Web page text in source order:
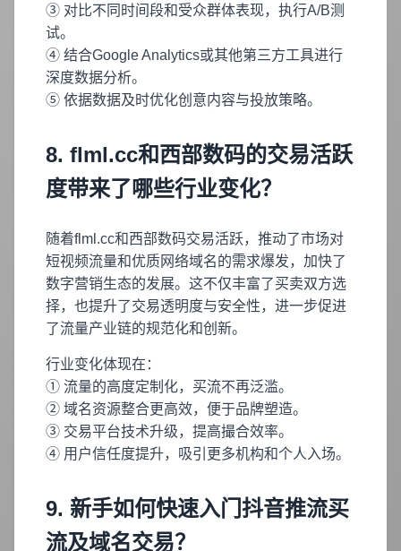
③ 对比不同时间段和受众群体表现，执行A/B测
试。
④ 结合Google Analytics或其他第三方工具进行
深度数据分析。
⑤ 依据数据及时优化创意内容与投放策略。
8. flml.cc和西部数码的交易活跃
度带来了哪些行业变化？
随着flml.cc和西部数码交易活跃，推动了市场对
短视频流量和优质网络域名的需求爆发，加快了
数字营销生态的发展。这不仅丰富了买卖双方选
择，也提升了交易透明度与安全性，进一步促进
了流量产业链的规范化和创新。
行业变化体现在：
① 流量的高度定制化，买流不再泛滥。
② 域名资源整合更高效，便于品牌塑造。
③ 交易平台技术升级，提高撮合效率。
④ 用户信任度提升，吸引更多机构和个人入场。
9. 新手如何快速入门抖音推流买
流及域名交易？